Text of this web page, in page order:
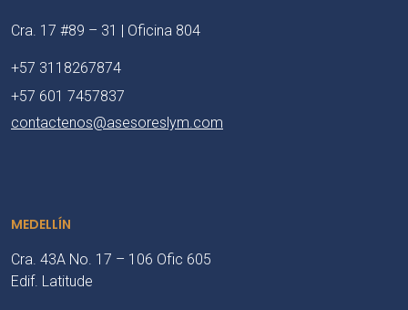
Cra. 17 #89 – 31 | Oficina 804
+57 3118267874
+57 601 7457837
contactenos@asesoreslym.com
MEDELLÍN
Cra. 43A No. 17 – 106 Ofic 605
Edif. Latitude